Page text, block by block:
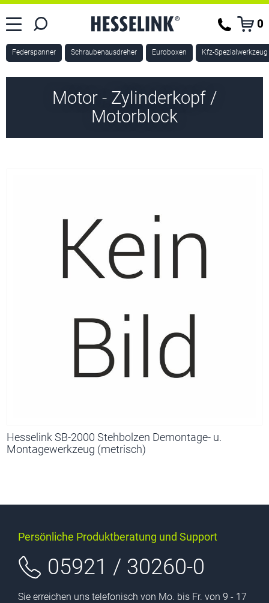
0
Federspanner Schraubenausdreher Euroboxen Kfz-Spezialwerkzeug
Motor - Zylinderkopf /
Motorblock
Hesselink SB-2000 Stehbolzen Demontage- u.
Montagewerkzeug (metrisch)
Persönliche Produktberatung und Support
05921 / 30260-0
Sie erreichen uns telefonisch von Mo. bis Fr. von 9 - 17